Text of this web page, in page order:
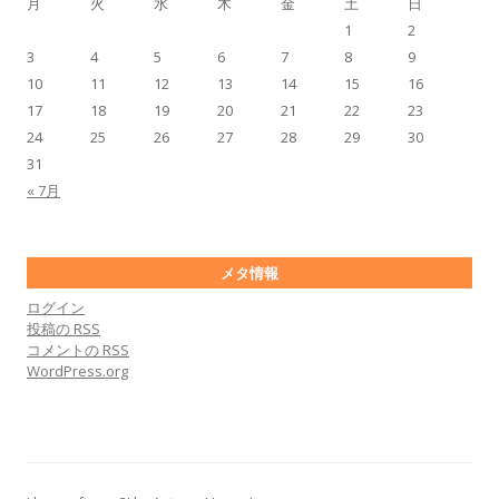
« 7月
1
2
3
4 5 6 7 8
9
10
11 12 13 14 15
16
17
18 19 20 21 22
23
24
25 26 27 28 29
30
31
メタ情報
ログイン
投稿の RSS
コメントの RSS
WordPress.org